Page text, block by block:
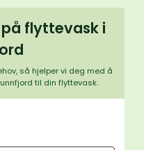
flyttevask i
så hjelper vi deg med å
til din flyttevask.